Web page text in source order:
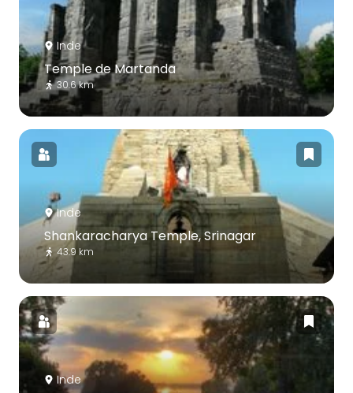
Inde
Temple de Martanda
30.6 km
Inde
Shankaracharya Temple, Srinagar
43.9 km
Inde